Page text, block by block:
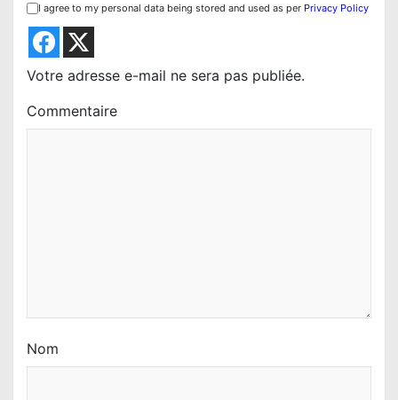
I agree to my personal data being stored and used as per Privacy Policy
Votre adresse e-mail ne sera pas publiée.
Commentaire
Nom